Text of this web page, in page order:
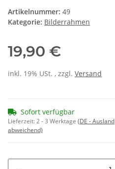
Artikelnummer: 49
Kategorie: Bilderrahmen
19,90 €
inkl. 19% USt. , zzgl. Versand
Sofort verfügbar
Lieferzeit:2 - 3 Werktage (DE - Ausland
abweichend)